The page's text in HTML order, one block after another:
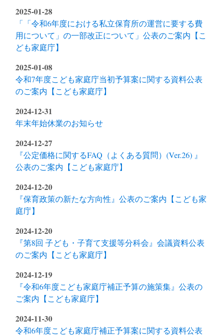
2025-01-28
「「令和6年度における私立保育所の運営に要する費
用について」の一部改正について」公表のご案内【こ
ども家庭庁】
2025-01-08
令和7年度こども家庭庁当初予算案に関する資料公表
のご案内【こども家庭庁】
2024-12-31
年末年始休業のお知らせ
2024-12-27
『公定価格に関するFAQ（よくある質問）(Ver.26) 』
公表のご案内【こども家庭庁】
2024-12-20
『保育政策の新たな方向性』公表のご案内【こども家
庭庁】
2024-12-20
『第8回 子ども・子育て支援等分科会』会議資料公表
のご案内【こども家庭庁】
2024-12-19
『令和6年度こども家庭庁補正予算の施策集』公表の
ご案内【こども家庭庁】
2024-11-30
令和6年度こども家庭庁補正予算案に関する資料公表